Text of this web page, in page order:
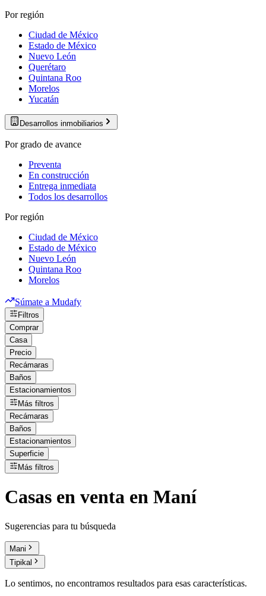
Por región
Ciudad de México
Estado de México
Nuevo León
Querétaro
Quintana Roo
Morelos
Yucatán
Desarrollos inmobiliarios
Por grado de avance
Preventa
En construcción
Entrega inmediata
Todos los desarrollos
Por región
Ciudad de México
Estado de México
Nuevo León
Quintana Roo
Morelos
Súmate a Mudafy
Filtros
Comprar
Casa
Precio
Recámaras
Baños
Estacionamientos
Más filtros
Recámaras
Baños
Estacionamientos
Superficie
Más filtros
Casas en venta en Maní
Sugerencias para tu búsqueda
Mani
Tipikal
Lo sentimos, no encontramos resultados para esas características.